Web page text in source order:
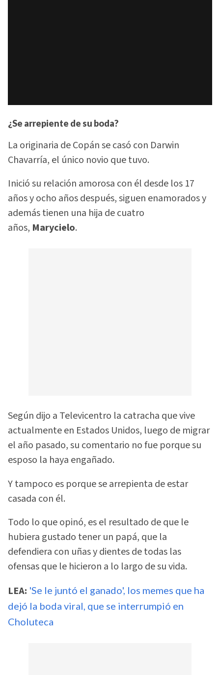
¿Se arrepiente de su boda?
La originaria de Copán se casó con Darwin
Chavarría, el único novio que tuvo.
Inició su relación amorosa con él desde los 17
años y ocho años después, siguen enamorados y
además tienen una hija de cuatro
años, Marycielo.
Según dijo a Televicentro la catracha que vive
actualmente en Estados Unidos, luego de migrar
el año pasado, su comentario no fue porque su
esposo la haya engañado.
Y tampoco es porque se arrepienta de estar
casada con él.
Todo lo que opinó, es el resultado de que le
hubiera gustado tener un papá, que la
defendiera con uñas y dientes de todas las
ofensas que le hicieron a lo largo de su vida.
LEA: 'Se le juntó el ganado', los memes que ha
dejó la boda viral, que se interrumpió en
Choluteca